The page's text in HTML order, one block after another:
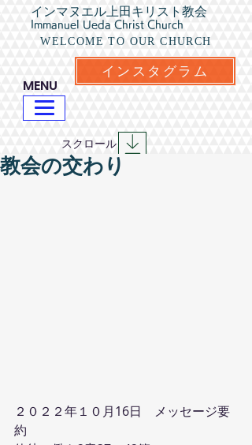
インマヌエル上田キリスト教会
Immanuel Ueda Christ Church
WELCOME TO OUR CHURCH
​MENU
​スクロール
インスタグラム
教会の交わり
２０２２年１０月16日　メッセージ要
約